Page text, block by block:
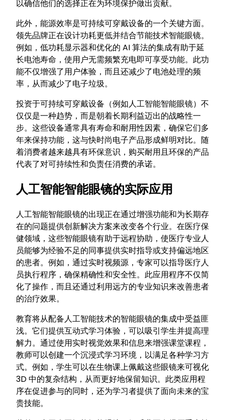
以确信他们的选择正在为环境保护做出贡献。
此外，能源效率是可持续可穿戴设备的一个关键方面。
领先品牌正在设计功耗更低并结合节能技术智能眼镜。
例如，低功耗显示器和优化的 AI 算法的集成有助于延
长电池寿命，使用户无需频繁充电即可享受功能。此功
能不仅增强了用户体验，而且还减少了电池处理的频
率，从而减少了电子垃圾。
投资于可持续可穿戴设备（例如人工智能智能眼镜）不
仅仅是一种趋势，而是朝着长期利益迈出的战略性一
步。这些设备通常具有寿命和耐用性因素，确保它们多
年来保持功能，这与快时尚电子产品形成鲜明对比。随
着消费者越来越具有环保意识，购买耐用且环保的产品
代表了对可持续性和负责任消费的承诺。
人工智能智能眼镜的实际应用
人工智能智能眼镜的出现正在通过增强功能和为长期存
在的问题提供创新解决方案来改变各个行业。在医疗保
健领域，这些智能眼镜有助于远程协助，使医疗专业人
员能够为经验不足的同事提供实时指导或支持偏远地区
的患者。例如，通过实时视频源，专家可以指导医疗人
员执行程序，确保精确性和安全性。此应用程序不仅简
化了操作，而且还通过利用远方的专业知识来改善患者
的治疗效果。
教育将从配备人工智能技术的智能眼镜的集成中受益匪
浅。它们提供互动式学习体验，可以吸引学生并提高理
解力。通过使用实时视觉效果和信息来增强课堂课程，
教师可以创建一个沉浸式学习环境，以满足各种学习方
式。例如，学生可以在生物课上佩戴这些眼镜来可视化
3D 中的复杂结构，从而更好地保留知识。此类应用程
序在促进参与的同时，还为学习者提供了面向未来的宝
贵技能。